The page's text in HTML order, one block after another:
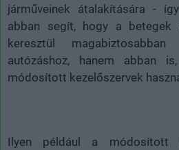
járműveinek átalakítására -
abban segít, hogy a betegek
keresztül
autózáshoz, hanem abban
módosított kezelőszervek
Ilyen például a módosított